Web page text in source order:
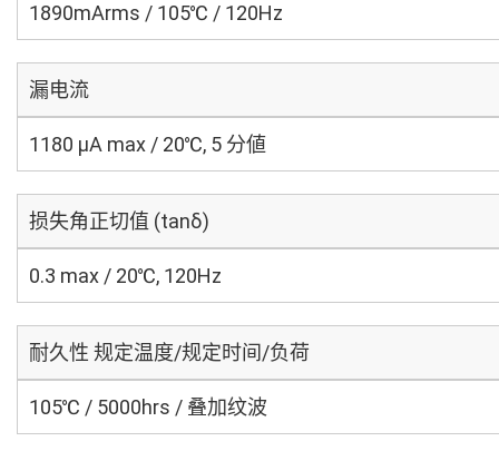
1890mArms / 105℃ / 120Hz
漏电流
1180 μA max / 20℃, 5 分値
损失角正切值 (tanδ)
0.3 max / 20℃, 120Hz
耐久性 规定温度/规定时间/负荷
105℃ / 5000hrs / 叠加纹波